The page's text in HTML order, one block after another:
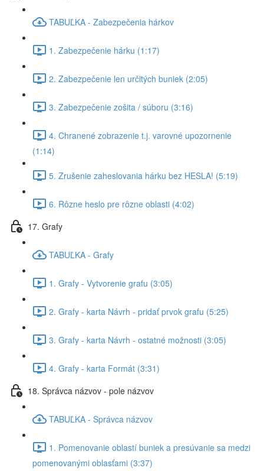
TABUĽKA - Zabezpečenia hárkov
1. Zabezpečenie hárku (1:17)
2. Zabezpečenie len určitých buniek (2:05)
3. Zabezpečenie zošita / súboru (3:16)
4. Chranené zobrazenie t.j. varovné upozornenie
(1:14)
5. Zrušenie zaheslovania hárku bez HESLA! (5:19)
6. Rôzne heslo pre rôzne oblasti (4:02)
17. Grafy
TABUĽKA - Grafy
1. Grafy - Vytvorenie grafu (3:05)
2. Grafy - karta Návrh - pridať prvok grafu (5:25)
3. Grafy - karta Návrh - ostatné možnosti (3:05)
4. Grafy - karta Formát (3:31)
18. Správca názvov - pole názvov
TABUĽKA - Správca názvov
1. Pomenovanie oblastí buniek a presúvanie sa medzi
pomenovanými oblasťami (3:37)